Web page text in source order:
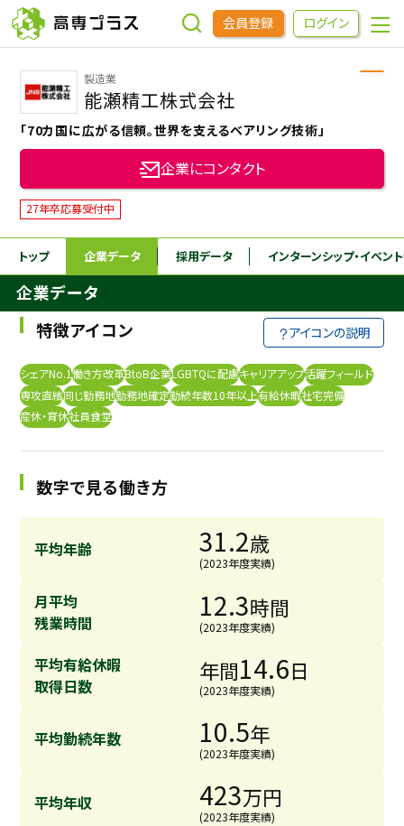
会員登録 ログイン
企業をさがす
進学先をさがす
インターンシップ・イベントをさがす
高専OBOGをさがす
高専プラスセミナー
高専生コミュニティ
めもらす
9/30
製造業
能瀬精工株式会社
「70カ国に広がる信頼。世界を支えるベアリング技術」
企業にコンタクト
27年卒応募受付中
トップ 企業データ 採用データ インターンシップ・イベン
企業データ
特徴アイコン
アイコンの説明
シェアNo.1働き方改革BtoB企業LGBTQに配慮キャリアアップ活躍フィールド
専攻直結同じ勤務地勤務地確定勤続年数10年以上有給休暇社宅完備
産休・育休社員食堂
数字で見る働き方
平均年齢 31.2歳
(2023年度実績)
月平均
残業時間
12.3時間
(2023年度実績)
平均有給休暇
取得日数
年間14.6日
(2023年度実績)
平均勤続年数 10.5年
(2023年度実績)
平均年収 423万円
(2023年度実績)